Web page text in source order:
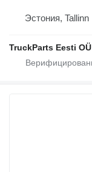
Эстония, Tallinn
TruckParts Eesti OÜ